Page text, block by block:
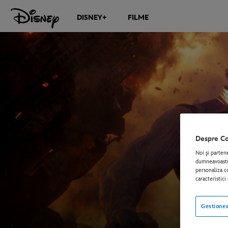
DISNEY+ FILME
Despre
Noi şi
personaliza
caracteristici